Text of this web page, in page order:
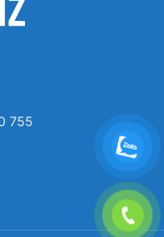
và
trải nghiệm cùng mọi
755